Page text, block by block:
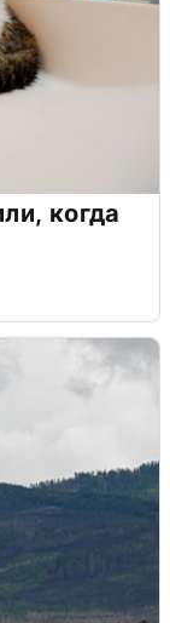
когда